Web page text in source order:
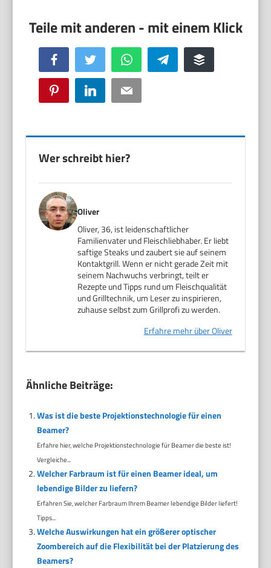
Facebook Twitter WhatsApp Telegram Buffer
Pinterest LinkedIn Email
Wer schreibt hier?
Oliver
Oliver, 36, ist leidenschaftlicher
Familienvater und Fleischliebhaber. Er liebt
saftige Steaks und zaubert sie auf seinem
Kontaktgrill. Wenn er nicht gerade Zeit mit
seinem Nachwuchs verbringt, teilt er
Rezepte und Tipps rund um Fleischqualität
und Grilltechnik, um Leser zu inspirieren,
zuhause selbst zum Grillprofi zu werden.
Erfahre mehr über Oliver
Ähnliche Beiträge:
Was ist die beste Projektionstechnologie für einen
Beamer?
Erfahre hier, welche Projektionstechnologie für Beamer die beste ist!
Vergleiche...
Welcher Farbraum ist für einen Beamer ideal, um
lebendige Bilder zu liefern?
Erfahren Sie, welcher Farbraum Ihrem Beamer lebendige Bilder liefert!
Tipps...
Welche Auswirkungen hat ein größerer optischer
Zoombereich auf die Flexibilität bei der Platzierung des
Beamers?